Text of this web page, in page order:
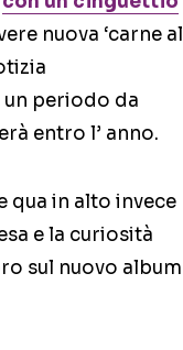
nuova ‘carne al
un periodo da
entro l’ anno.
qua in alto invece
e la curiosità
sul nuovo album